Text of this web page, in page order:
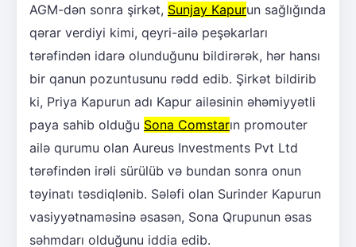
AGM-dən sonra şirkət, Sunjay Kapurun sağlığında
qərar verdiyi kimi, qeyri-ailə peşəkarları
tərəfindən idarə olunduğunu bildirərək, hər hansı
bir qanun pozuntusunu rədd edib. Şirkət bildirib
ki, Priya Kapurun adı Kapur ailəsinin əhəmiyyətli
paya sahib olduğu Sona Comstarın promouter
ailə qurumu olan Aureus Investments Pvt Ltd
tərəfindən irəli sürülüb və bundan sonra onun
təyinatı təsdiqlənib. Sələfi olan Surinder Kapurun
vasiyyətnaməsinə əsasən, Sona Qrupunun əsas
səhmdarı olduğunu iddia edib.